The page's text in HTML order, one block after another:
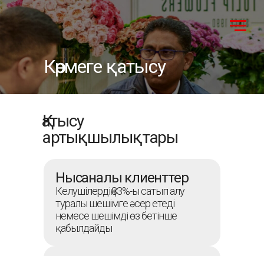
Көрмеге қатысу
Қатысу
артықшылықтары
Нысаналы клиенттер
Келушілердің 83%-ы сатып алу
туралы шешімге әсер етеді
немесе шешімді өз бетінше
қабылдайды